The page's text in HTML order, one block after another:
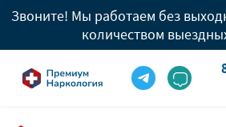
Звоните! Мы работаем без
количеством
8 800 555-14-67
Вызов врача